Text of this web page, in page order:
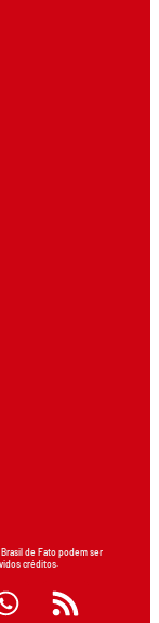
de Fato podem ser
créditos.